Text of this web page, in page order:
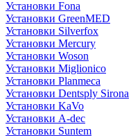
Установки Fona
Установки GreenMED
Установки Silverfox
Установки Mercury
Установки Woson
Установки Miglionico
Установки Planmeca
Установки Dentsply Sirona
Установки KaVo
Установки A-dec
Установки Suntem